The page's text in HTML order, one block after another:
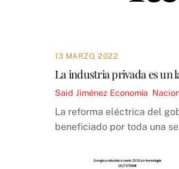
13 MARZO, 2022
La industria privada es un
Said Jiménez Economía
La reforma eléctrica del
beneficiado por toda una